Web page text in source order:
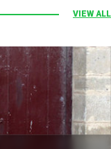
VIEW ALL